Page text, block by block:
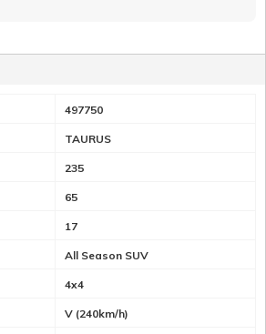
497750
TAURUS
235
65
17
All Season SUV
4x4
V (240km/h)